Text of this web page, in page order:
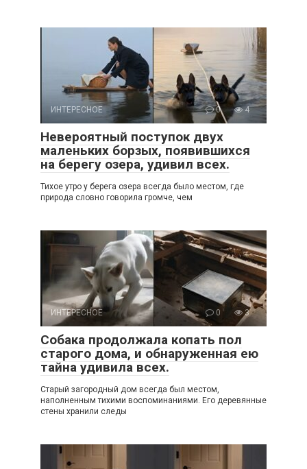
ИНТЕРЕСНОЕ 0 4
Невероятный поступок двух
маленьких борзых, появившихся
на берегу озера, удивил всех.
Тихое утро у берега озера всегда было местом, где
природа словно говорила громче, чем
ИНТЕРЕСНОЕ 0 3
Собака продолжала копать пол
старого дома, и обнаруженная ею
тайна удивила всех.
Старый загородный дом всегда был местом,
наполненным тихими воспоминаниями. Его деревянные
стены хранили следы